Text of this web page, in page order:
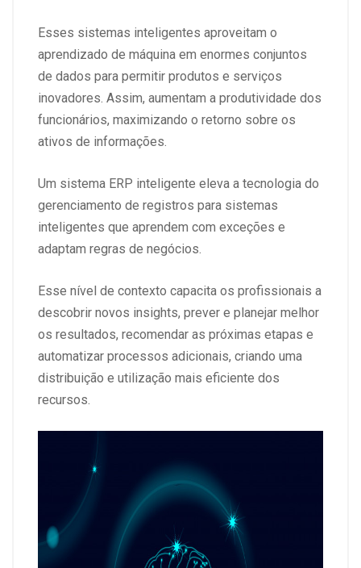
Esses sistemas inteligentes aproveitam o
aprendizado de máquina em enormes conjuntos
de dados para permitir produtos e serviços
inovadores. Assim, aumentam a produtividade dos
funcionários, maximizando o retorno sobre os
ativos de informações.
Um sistema ERP inteligente eleva a tecnologia do
gerenciamento de registros para sistemas
inteligentes que aprendem com exceções e
adaptam regras de negócios.
Esse nível de contexto capacita os profissionais a
descobrir novos insights, prever e planejar melhor
os resultados, recomendar as próximas etapas e
automatizar processos adicionais, criando uma
distribuição e utilização mais eficiente dos
recursos.